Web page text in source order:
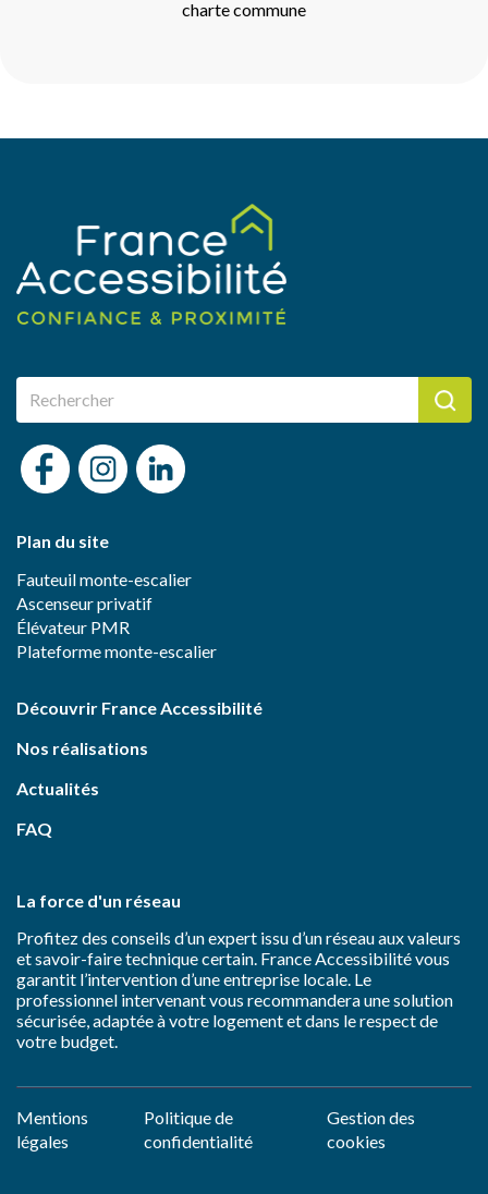
charte commune
Plan du site
Fauteuil monte-escalier
Ascenseur privatif
Élévateur PMR
Plateforme monte-escalier
Découvrir France Accessibilité
Nos réalisations
Actualités
FAQ
La force d'un réseau
Profitez des conseils d’un expert issu d’un réseau aux valeurs
et savoir-faire technique certain. France Accessibilité vous
garantit l’intervention d’une entreprise locale. Le
professionnel intervenant vous recommandera une solution
sécurisée, adaptée à votre logement et dans le respect de
votre budget.
Mentions
légales
Politique de
confidentialité
Gestion des
cookies